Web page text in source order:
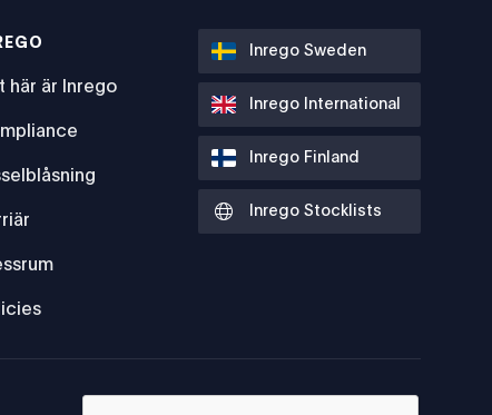
här är Inrego
Inrego Sweden
Inrego International
Inrego Finland
Inrego Stocklists